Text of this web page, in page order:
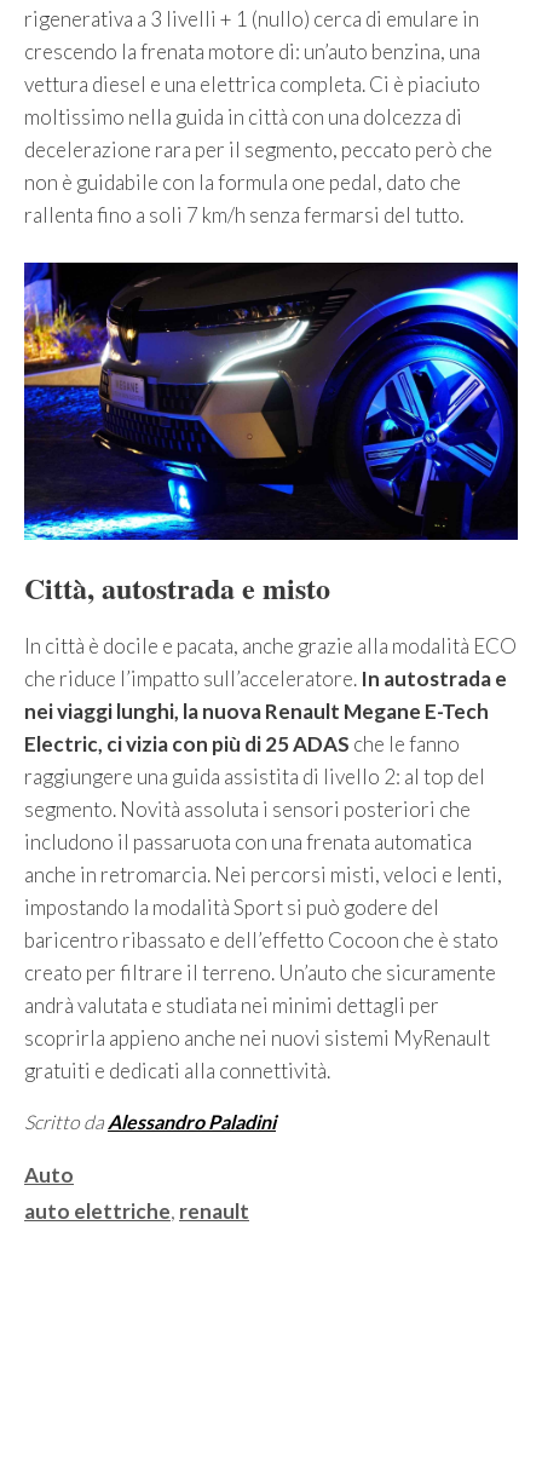
rigenerativa a 3 livelli + 1 (nullo) cerca di emulare in
crescendo la frenata motore di: un’auto benzina, una
vettura diesel e una elettrica completa. Ci è piaciuto
moltissimo nella guida in città con una dolcezza di
decelerazione rara per il segmento, peccato però che
non è guidabile con la formula one pedal, dato che
rallenta fino a soli 7 km/h senza fermarsi del tutto.
Città, autostrada e misto
In città è docile e pacata, anche grazie alla modalità ECO
che riduce l’impatto sull’acceleratore. In autostrada e
nei viaggi lunghi, la nuova Renault Megane E-Tech
Electric, ci vizia con più di 25 ADAS che le fanno
raggiungere una guida assistita di livello 2: al top del
segmento. Novità assoluta i sensori posteriori che
includono il passaruota con una frenata automatica
anche in retromarcia. Nei percorsi misti, veloci e lenti,
impostando la modalità Sport si può godere del
baricentro ribassato e dell’effetto Cocoon che è stato
creato per filtrare il terreno. Un’auto che sicuramente
andrà valutata e studiata nei minimi dettagli per
scoprirla appieno anche nei nuovi sistemi MyRenault
gratuiti e dedicati alla connettività.
Scritto da Alessandro Paladini
Categorie
Auto
Tag
auto elettriche, renault